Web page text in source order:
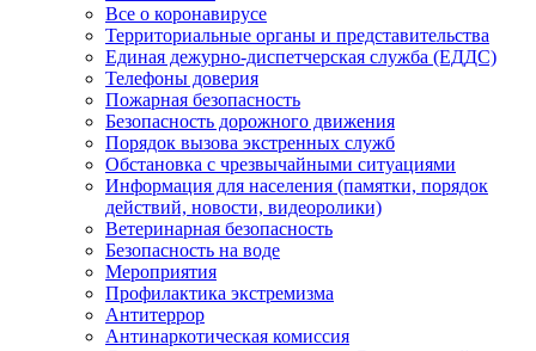
Все о коронавирусе
Территориальные органы и представительства
Единая дежурно-диспетчерская служба (ЕДДС)
Телефоны доверия
Пожарная безопасность
Безопасность дорожного движения
Порядок вызова экстренных служб
Обстановка с чрезвычайными ситуациями
Информация для населения (памятки, порядок
действий, новости, видеоролики)
Ветеринарная безопасность
Безопасность на воде
Мероприятия
Профилактика экстремизма
Антитеррор
Антинаркотическая комиссия